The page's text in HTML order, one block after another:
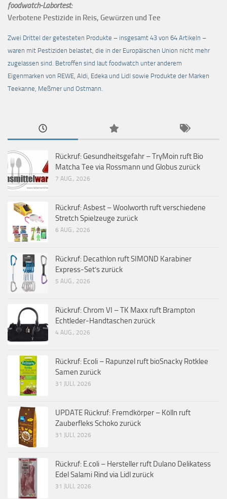
foodwatch-Labortest:
Verbotene Pestizide in Reis, Gewürzen und Tee
Zwei Drittel der getesteten Produkte – insgesamt 43 von 64 Artikeln –
waren mit Pestiziden belastet, die in der Europäischen Union nicht mehr
zugelassen sind. Betroffen sind laut foodwatch unter anderem
Eigenmarken von REWE, Aldi, Edeka und Lidl sowie Produkte der Marken
Teekanne, Meßmer und Ostmann.
Rückruf: Gesundheitsgefahr – TryMoin ruft Bio
Matcha Tee via Rossmann und Globus zurück
7 AUG., 2026
Rückruf: Asbest – Woolworth ruft verschiedene
Stretch Spielzeuge zurück
6 AUG., 2026
Rückruf: Decathlon ruft SIMOND Karabiner
Express-Set’s zurück
5 AUG., 2026
Rückruf: Chrom VI – TK Maxx ruft Brampton
Echtleder-Handtaschen zurück
4 AUG., 2026
Rückruf: Ecoli – Rapunzel ruft bioSnacky Rotklee
Samen zurück
31 JULI, 2026
UPDATE Rückruf: Fremdkörper – Kölln ruft
Zauberfleks Schoko zurück
31 JULI, 2026
Rückruf: E.coli – Hersteller ruft Dulano Delikatess
Edel Salami Rind via Lidl zurück
31 JULI, 2026